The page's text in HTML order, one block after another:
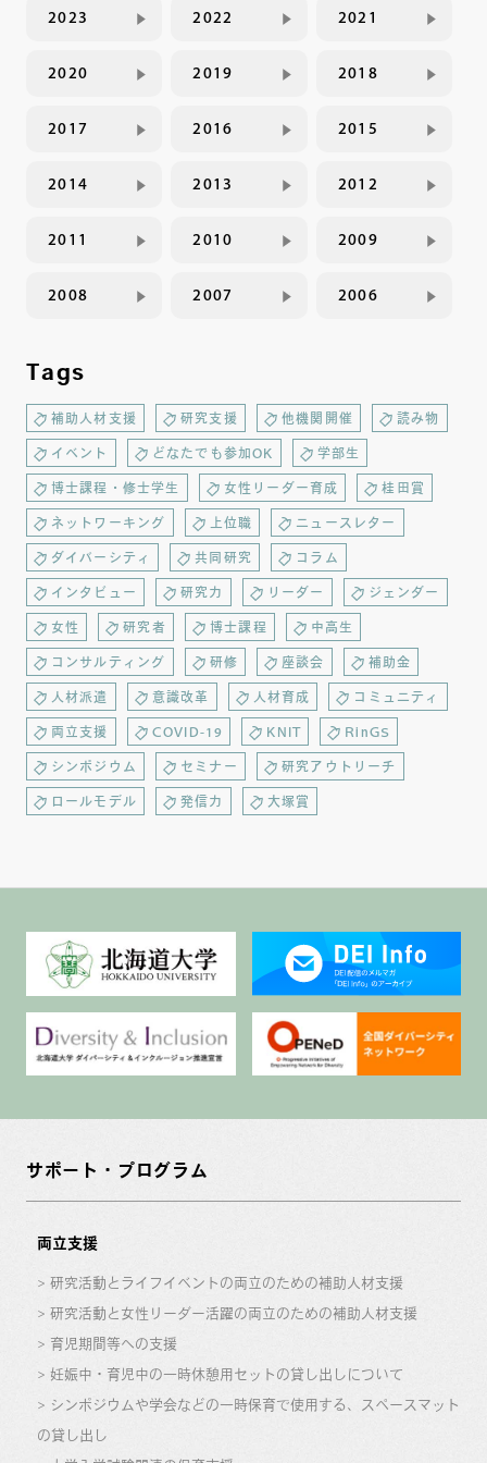
2023 2022 2021
2020 2019 2018
2017 2016 2015
2014 2013 2012
2011 2010 2009
2008 2007 2006
Tags
補助人材支援 研究支援 他機関開催 読み物
イベント どなたでも参加OK 学部生
博士課程・修士学生 女性リーダー育成 桂田賞
ネットワーキング 上位職 ニュースレター
ダイバーシティ 共同研究 コラム
インタビュー 研究力 リーダー ジェンダー
女性 研究者 博士課程 中高生
コンサルティング 研修 座談会 補助金
人材派遣 意識改革 人材育成 コミュニティ
両立支援 COVID-19 KNIT RinGS
シンポジウム セミナー 研究アウトリーチ
ロールモデル 発信力 大塚賞
サポート・プログラム
両立支援
研究活動とライフイベントの両立のための補助人材支援
研究活動と女性リーダー活躍の両立のための補助人材支援
育児期間等への支援
妊娠中・育児中の一時休憩用セットの貸し出しについて
シンポジウムや学会などの一時保育で使用する、スペースマット
の貸し出し